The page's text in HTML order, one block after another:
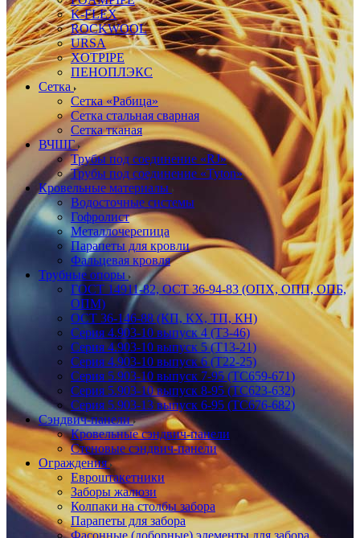
K-FLEX
ROCKWOOL
URSA
XOTPIPE
ПЕНОПЛЭКС
Сетка
Сетка «Рабица»
Сетка стальная сварная
Сетка тканая
ВЧШГ
Трубы под соединение «RJ»
Трубы под соединение «Tyton»
Кровельные материалы
Водосточные системы
Гофролист
Металлочерепица
Парапеты для кровли
Фальцевая кровля
Трубные опоры
ГОСТ 14911-82, ОСТ 36-94-83 (ОПХ, ОПП, ОПБ,
ОПМ)
ОСТ 36-146-88 (КП, КХ, ТП, КН)
Серия 4.903-10 выпуск 4 (Т3-46)
Серия 4.903-10 выпуск 5 (Т13-21)
Серия 4.903-10 выпуск 6 (Т22-25)
Серия 5.903-10 выпуск 7-95 (ТС659-671)
Серия 5.903-10 выпуск 8-95 (ТС623-632)
Серия 5.903-13 выпуск 6-95 (ТС676-682)
Сэндвич-панели
Кровельные сэндвич-панели
Стеновые сэндвич-панели
Ограждения
Евроштакетники
Заборы жалюзи
Колпаки на столбы забора
Парапеты для забора
Фасонные (доборные) элементы для забора